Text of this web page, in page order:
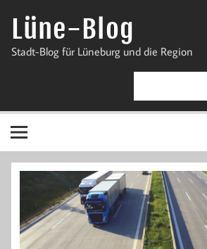
InhaltLüne-Blog
Stadt-Blog für Lüneburg und die Region